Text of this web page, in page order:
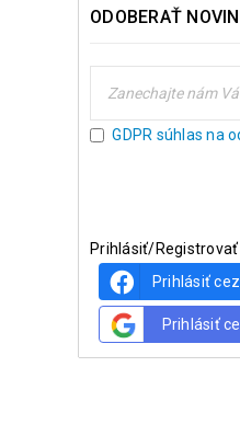
ODOBERAŤ
GDPR súhlas na
Prihlásiť/Registrovať
Prihlásiť
Prihlásiť